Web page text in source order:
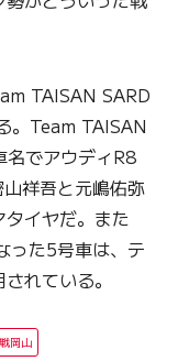
TAISAN SARD
。Team TAISAN
でアウディR8
祥吾と元嶋佑弥
イヤだ。また
った5号車は、テ
れている。
岡山